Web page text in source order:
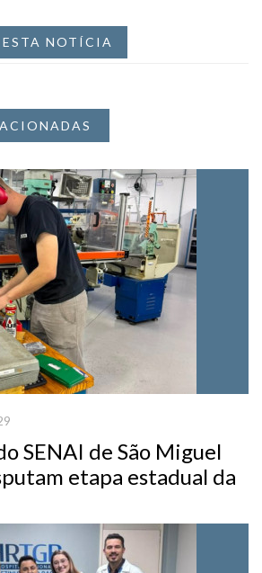
NOTÍCIA
SENAI de São Miguel
etapa estadual da